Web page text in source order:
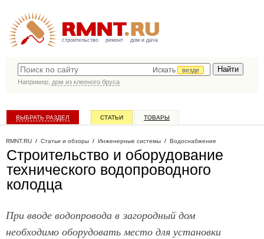
строительство ремонт дом и дача
Искать
везде
Например, дом из клееного бруса
ВЫБРАТЬ РАЗДЕЛ СТАТЬИ ТОВАРЫ
RMNT.RU / Статьи и обзоры / Инженерные системы / Водоснабжение
Строительство и оборудование
технического водопроводного
колодца
При вводе водопровода в загородный дом
необходимо оборудовать место для установки